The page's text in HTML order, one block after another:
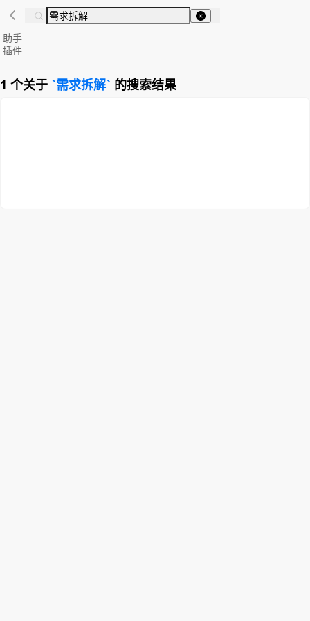
助手
插件
1 个关于 需求拆解 的搜索结果